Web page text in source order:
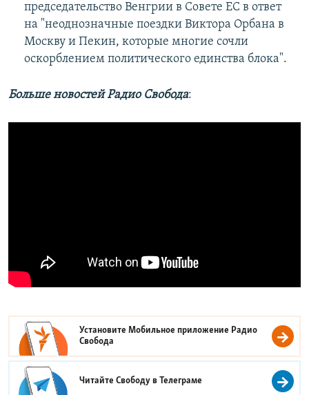
председательство Венгрии в Совете ЕС в ответ
на "неоднозначные поездки Виктора Орбана в
Москву и Пекин, которые многие сочли
оскорблением политического единства блока".
Больше новостей Радио Свобода:
Установите Мобильное приложение Радио
Свобода
Читайте Свободу вТелеграме